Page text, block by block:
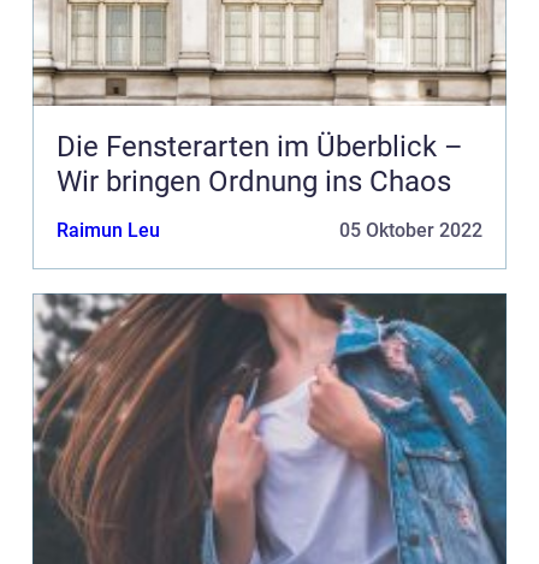
Die Fensterarten im Überblick –
Wir bringen Ordnung ins Chaos
Raimun Leu 05 Oktober 2022